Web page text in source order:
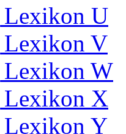
Lexikon U
Lexikon V
Lexikon W
Lexikon X
Lexikon Y